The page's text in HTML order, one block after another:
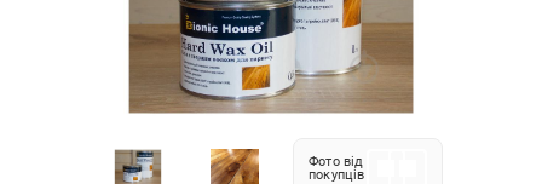
Фото від
покупців